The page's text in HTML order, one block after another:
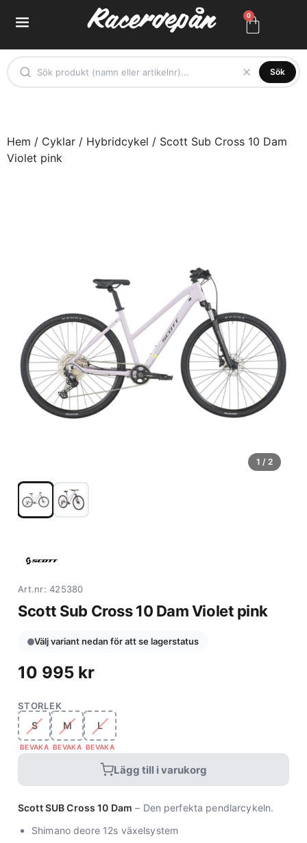
0
Sök
Hem / Cyklar / Hybridcykel / Scott Sub Cross 10 Dam
Violet pink
1 / 2
Art.nr: 425380
Scott Sub Cross 10 Dam Violet pink
Välj variant nedan för att se lagerstatus
10 995 kr
STORLEK
S
BEVAKA
M
BEVAKA
L
BEVAKA
Lägg till i varukorg
Scott SUB Cross 10 Dam – Den perfekta pendlarcykeln.
Shimano deore 12s växelsystem